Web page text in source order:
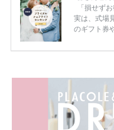
「損せず
実は、式場
のギフト券
ため、比較
内容：特典
一番お得？
解決しま
ン